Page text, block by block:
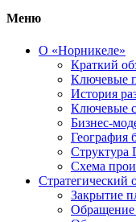
Меню
О «Норникеле»
Краткий
Ключевые
История
Ключевые
Бизнес-
География
Структура
Схема
Стратегический
Закрытие
Обращение